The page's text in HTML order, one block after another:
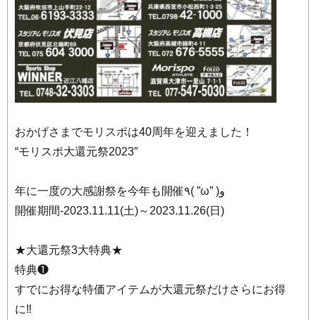
おかげさまでモリスポは40周年を迎えました！
“モリスポ大還元祭2023″
年に一度の大感謝祭を今年も開催٩( ”ω” )و
開催期間-2023.11.11(土)～2023.11.26(日)
★大還元祭3大特典★
特典❶
すでにお得な特価アイテムが大還元祭だけさらにお得
に‼